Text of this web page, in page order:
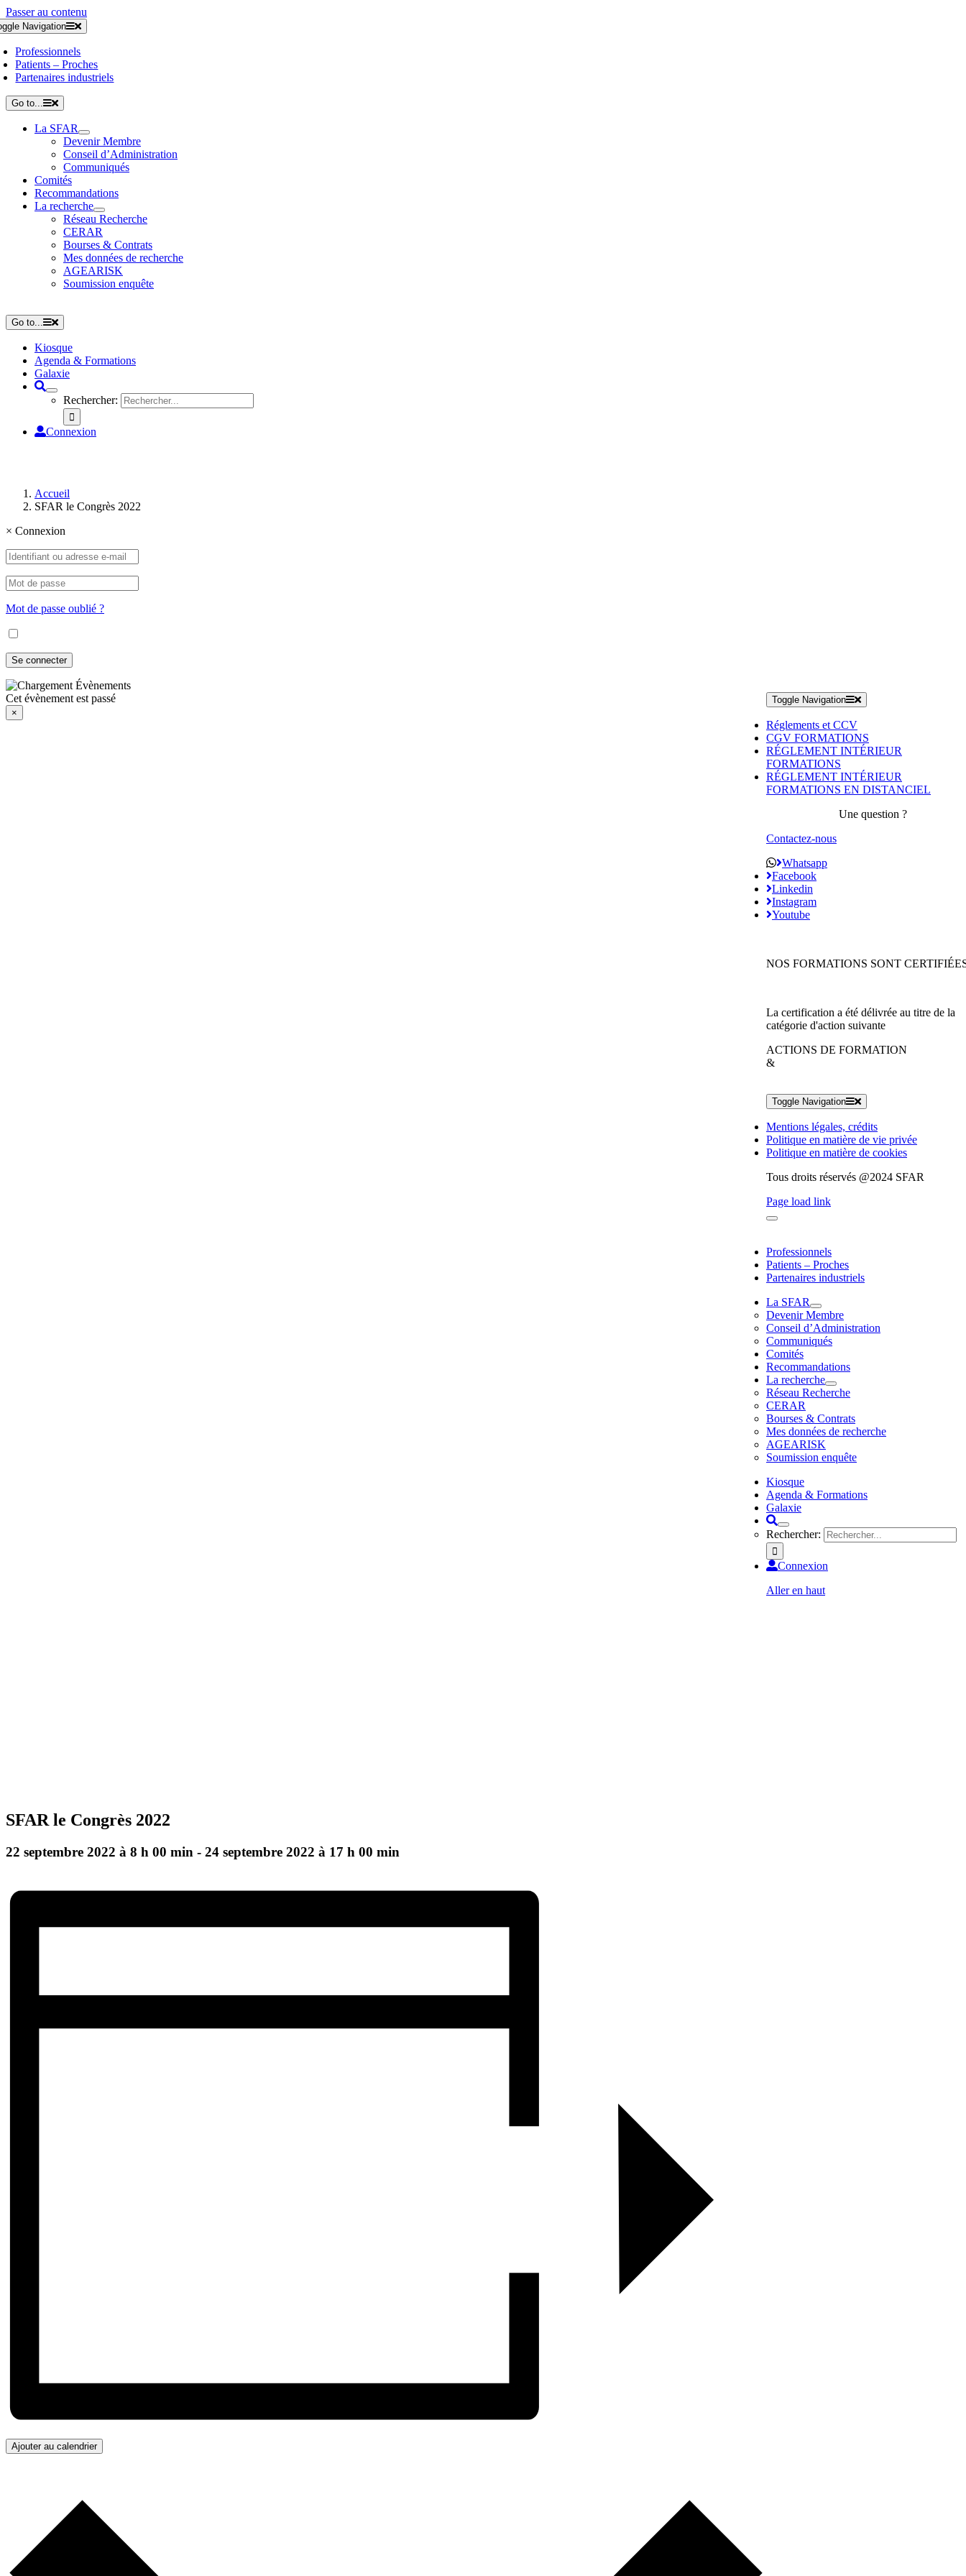
Passer au contenu
Navigation
Professionnels
Patients – Proches
Partenaires industriels
Go to...
La SFAR
Devenir Membre
Conseil d’Administration
Communiqués
Comités
Recommandations
La recherche
Réseau Recherche
CERAR
Bourses & Contrats
Mes données de recherche
AGEARISK
Soumission enquête
Go to...
Kiosque
Agenda & Formations
Galaxie
Rechercher:
Connexion
Accueil
SFAR le Congrès 2022
× Connexion
Mot de passe oublié ?
Cet évènement est passé
×
SFAR le Congrès 2022
22 septembre 2022 à 8 h 00 min - 24 septembre 2022 à 17 h 00 min
Ajouter au calendrier
Toggle Navigation
Réglements et CCV
CGV FORMATIONS
RÉGLEMENT INTÉRIEUR
FORMATIONS
RÉGLEMENT INTÉRIEUR
FORMATIONS EN DISTANCIEL
Une question ?
Contactez-nous
Whatsapp
Facebook
Linkedin
Instagram
Youtube
NOS FORMATIONS SONT
La certification a été délivrée au titre de la
catégorie d'action suivante
ACTIONS DE FORMATION
&
Toggle Navigation
Mentions légales, crédits
Politique en matière de vie privée
Politique en matière de cookies
Tous droits réservés @2024 SFAR
Page load link
Professionnels
Patients – Proches
Partenaires industriels
La SFAR
Devenir Membre
Conseil d’Administration
Communiqués
Comités
Recommandations
La recherche
Réseau Recherche
CERAR
Bourses & Contrats
Mes données de recherche
AGEARISK
Soumission enquête
Kiosque
Agenda & Formations
Galaxie
Rechercher:
Connexion
Aller en haut